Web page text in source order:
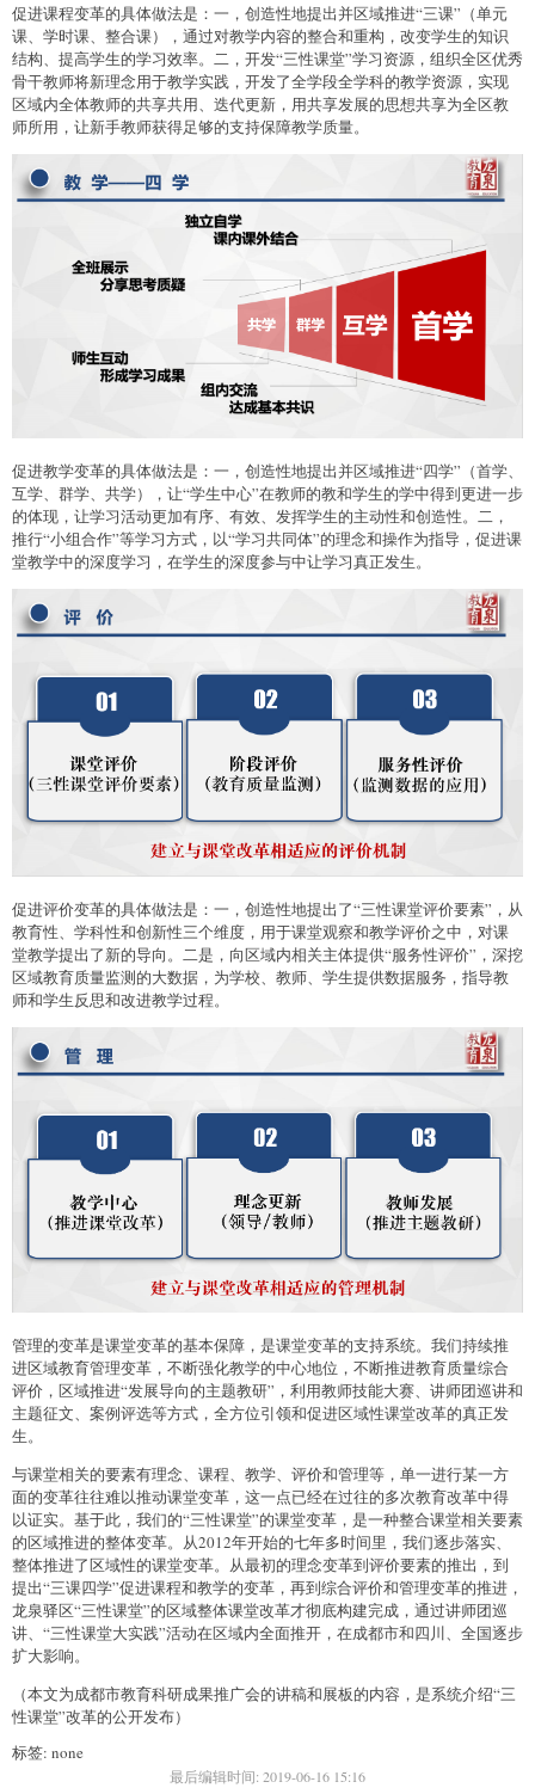
促进课程变革的具体做法是：一，创造性地提出并区域推进“三课”（单元
课、学时课、整合课），通过对教学内容的整合和重构，改变学生的知识
结构、提高学生的学习效率。二，开发“三性课堂”学习资源，组织全区优秀
骨干教师将新理念用于教学实践，开发了全学段全学科的教学资源，实现
区域内全体教师的共享共用、迭代更新，用共享发展的思想共享为全区教
师所用，让新手教师获得足够的支持保障教学质量。
促进教学变革的具体做法是：一，创造性地提出并区域推进“四学”（首学、
互学、群学、共学），让“学生中心”在教师的教和学生的学中得到更进一步
的体现，让学习活动更加有序、有效、发挥学生的主动性和创造性。二，
推行“小组合作”等学习方式，以“学习共同体”的理念和操作为指导，促进课
堂教学中的深度学习，在学生的深度参与中让学习真正发生。
促进评价变革的具体做法是：一，创造性地提出了“三性课堂评价要素”，从
教育性、学科性和创新性三个维度，用于课堂观察和教学评价之中，对课
堂教学提出了新的导向。二是，向区域内相关主体提供“服务性评价”，深挖
区域教育质量监测的大数据，为学校、教师、学生提供数据服务，指导教
师和学生反思和改进教学过程。
管理的变革是课堂变革的基本保障，是课堂变革的支持系统。我们持续推
进区域教育管理变革，不断强化教学的中心地位，不断推进教育质量综合
评价，区域推进“发展导向的主题教研”，利用教师技能大赛、讲师团巡讲和
主题征文、案例评选等方式，全方位引领和促进区域性课堂改革的真正发
生。
与课堂相关的要素有理念、课程、教学、评价和管理等，单一进行某一方
面的变革往往难以推动课堂变革，这一点已经在过往的多次教育改革中得
以证实。基于此，我们的“三性课堂”的课堂变革，是一种整合课堂相关要素
的区域推进的整体变革。从2012年开始的七年多时间里，我们逐步落实、
整体推进了区域性的课堂变革。从最初的理念变革到评价要素的推出，到
提出“三课四学”促进课程和教学的变革，再到综合评价和管理变革的推进，
龙泉驿区“三性课堂”的区域整体课堂改革才彻底构建完成，通过讲师团巡
讲、“三性课堂大实践”活动在区域内全面推开，在成都市和四川、全国逐步
扩大影响。
（本文为成都市教育科研成果推广会的讲稿和展板的内容，是系统介绍“三
性课堂”改革的公开发布）
标签: none
最后编辑时间: 2019-06-16 15:16